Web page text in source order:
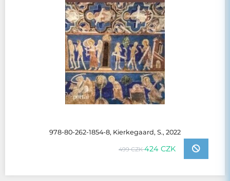
978-80-262-1854-8, Kierkegaard, S., 2022
499 CZK424 CZK